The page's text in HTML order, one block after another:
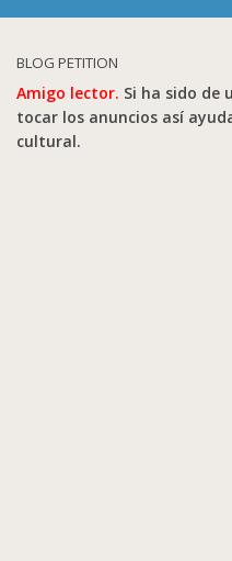
BLOG PETITION
Amigo lector. Si ha sido
tocar los anuncios así
cultural.